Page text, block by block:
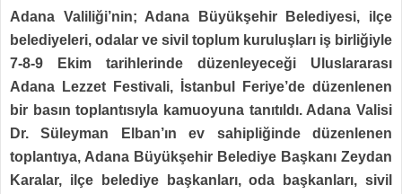
Adana Valiliği’nin; Adana Büyükşehir Belediyesi, ilçe
belediyeleri, odalar ve sivil toplum kuruluşları iş birliğiyle
7-8-9 Ekim tarihlerinde düzenleyeceği Uluslararası
Adana Lezzet Festivali, İstanbul Feriye’de düzenlenen
bir basın toplantısıyla kamuoyuna tanıtıldı. Adana Valisi
Dr. Süleyman Elban’ın ev sahipliğinde düzenlenen
toplantıya, Adana Büyükşehir Belediye Başkanı Zeydan
Karalar, ilçe belediye başkanları, oda başkanları, sivil